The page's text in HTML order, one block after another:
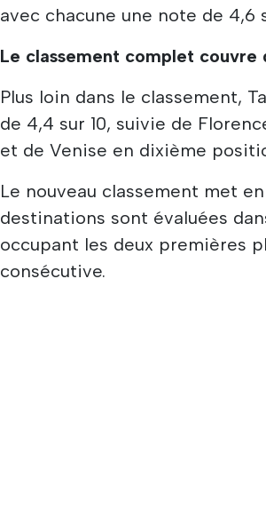
avec chacune une note de 4,6
Le classement complet couvre
Plus loin dans le classement,
de 4,4 sur 10, suivie de
et de Venise en dixième
Le nouveau classement met
destinations sont évaluées
occupant les deux premières
consécutive.